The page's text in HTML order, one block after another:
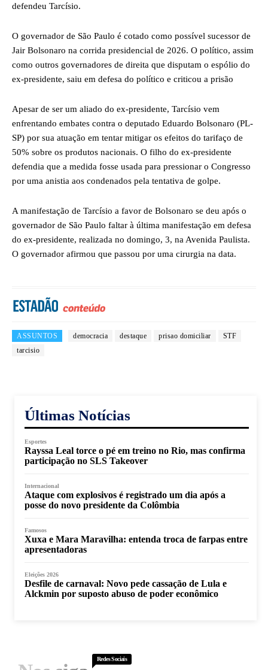
defendeu Tarcísio.
O governador de São Paulo é cotado como possível sucessor de
Jair Bolsonaro na corrida presidencial de 2026. O político, assim
como outros governadores de direita que disputam o espólio do
ex-presidente, saiu em defesa do político e criticou a prisão
Apesar de ser um aliado do ex-presidente, Tarcísio vem
enfrentando embates contra o deputado Eduardo Bolsonaro (PL-
SP) por sua atuação em tentar mitigar os efeitos do tarifaço de
50% sobre os produtos nacionais. O filho do ex-presidente
defendia que a medida fosse usada para pressionar o Congresso
por uma anistia aos condenados pela tentativa de golpe.
A manifestação de Tarcísio a favor de Bolsonaro se deu após o
governador de São Paulo faltar à última manifestação em defesa
do ex-presidente, realizada no domingo, 3, na Avenida Paulista.
O governador afirmou que passou por uma cirurgia na data.
ASSUNTOS democracia destaque prisao domiciliar
STF
tarcisio
Últimas Notícias
Esportes
Rayssa Leal torce o pé em treino no Rio, mas confirma
participação no SLS Takeover
Internacional
Ataque com explosivos é registrado um dia após a
posse do novo presidente da Colômbia
Famosos
Xuxa e Mara Maravilha: entenda troca de farpas entre
apresentadoras
Eleições 2026
Desfile de carnaval: Novo pede cassação de Lula e
Alckmin por suposto abuso de poder econômico
Redes Sociais